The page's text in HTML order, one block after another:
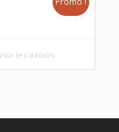
د.م.160.00.
les détails